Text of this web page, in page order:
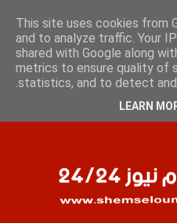
This site uses cookies from
and to analyze traffic. Your
shared with Google along
metrics to ensure quality of
statistics, and to detect and
LEARN